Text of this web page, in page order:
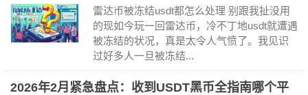
雷达币被冻结usdt都怎么处理 别跟我扯没用
的现如今玩一回雷达币，冷不丁地usdt就遭遇
被冻结的状况，真是太令人气愤了。我见识
过好多人一旦被冻结...
2026年2月紧急盘点：收到USDT黑币全指南哪个平